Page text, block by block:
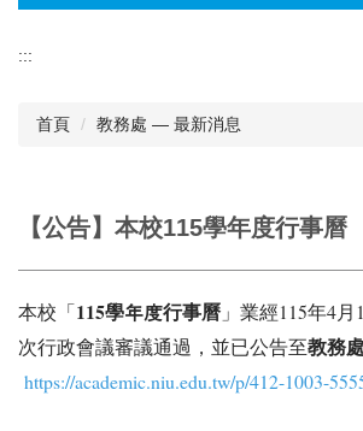
教務長室
表格下載
行事曆
歷任教務長
:::
首頁 教務處 — 最新消息
【公告】本校115學年度行事曆
本校「115學年度行事曆 」業經115年4
次行政會議審議通過，並已公告至教務
https://academic.niu.edu.tw/p/412-1003-